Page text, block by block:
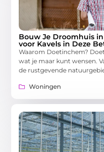
Bouw Je Droomhuis
voor Kavels in Deze
Waarom Doetinchem?
wat je maar kunt wensen.
de rustgevende
Woningen